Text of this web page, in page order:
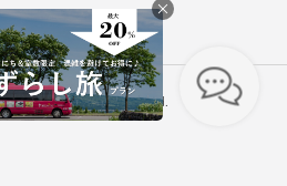
採用情報
All Rights Reserved.